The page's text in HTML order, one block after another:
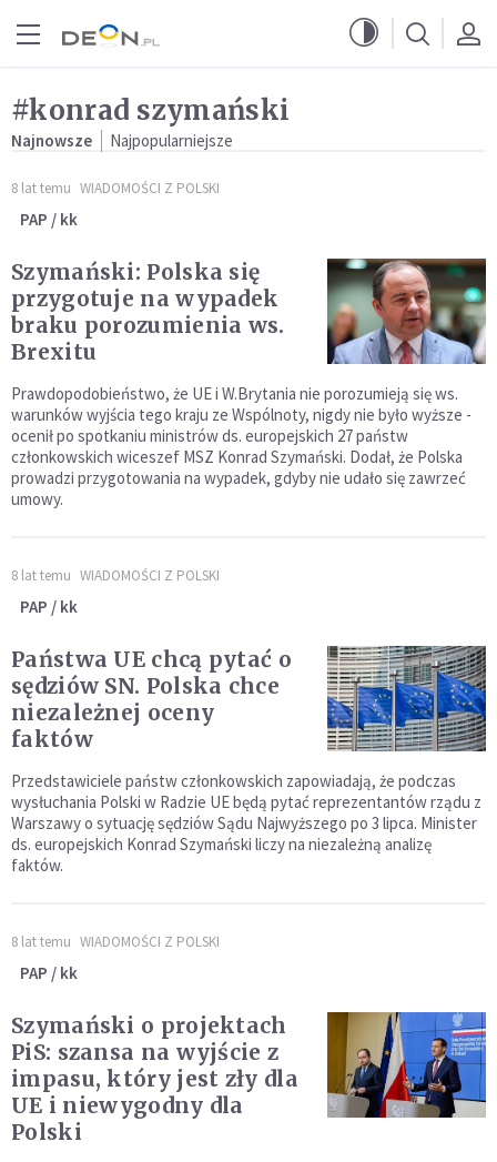
#konrad szymański
Najnowsze Najpopularniejsze
8 lat temu WIADOMOŚCI Z POLSKI
PAP / kk
Szymański: Polska się
przygotuje na wypadek
braku porozumienia ws.
Brexitu
Prawdopodobieństwo, że UE i W.Brytania nie porozumieją się ws.
warunków wyjścia tego kraju ze Wspólnoty, nigdy nie było wyższe -
ocenił po spotkaniu ministrów ds. europejskich 27 państw
członkowskich wiceszef MSZ Konrad Szymański. Dodał, że Polska
prowadzi przygotowania na wypadek, gdyby nie udało się zawrzeć
umowy.
8 lat temu WIADOMOŚCI Z POLSKI
PAP / kk
Państwa UE chcą pytać o
sędziów SN. Polska chce
niezależnej oceny
faktów
Przedstawiciele państw członkowskich zapowiadają, że podczas
wysłuchania Polski w Radzie UE będą pytać reprezentantów rządu z
Warszawy o sytuację sędziów Sądu Najwyższego po 3 lipca. Minister
ds. europejskich Konrad Szymański liczy na niezależną analizę
faktów.
8 lat temu WIADOMOŚCI Z POLSKI
PAP / kk
Szymański o projektach
PiS: szansa na wyjście z
impasu, który jest zły dla
UE i niewygodny dla
Polski